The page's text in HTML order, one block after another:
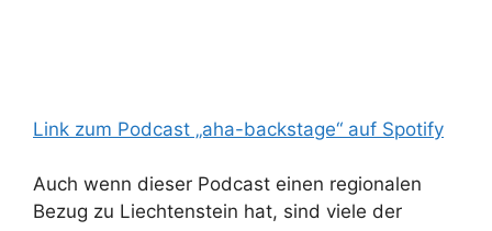
Link zum Podcast „aha-backstage“ auf Spotify
Auch wenn dieser Podcast einen regionalen
Bezug zu Liechtenstein hat, sind viele der